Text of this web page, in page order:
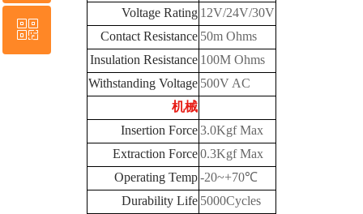
Voltage Rating 12V/24V/30V
Contact Resistance 50m Ohms
Insulation Resistance 100M Ohms
Withstanding Voltage 500V AC
机械
Insertion Force3.0Kgf Max
Extraction Force0.3Kgf Max
Operating Temp-20~+70℃
Durability Life 5000Cycles
QQ客服
ꀥ